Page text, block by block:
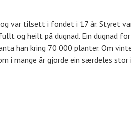
var tilsett i fondet i 17 år. Styret
og heilt på dugnad. Ein dugnad for
han kring 70 000 planter. Om
i mange år gjorde ein særdeles